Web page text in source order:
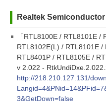
Realtek Semiconductor
「RTL8100E / RTL8101E
RTL8102E(L) / RTL8101E
RTL8401P / RTL8105E /
v 2.022 -
http://218.210.127.131/
3&GetDown=false